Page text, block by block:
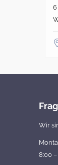
Wir
8:00